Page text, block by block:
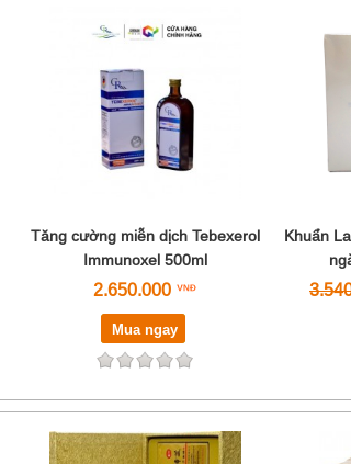
Tăng cường miễn dịch Tebexerol
Immunoxel 500ml
2.650.000
Mua ngay
Khuẩn